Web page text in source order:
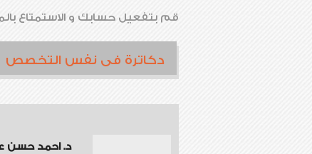
قم بتفعيل حسابك و الاستمتاع
دكاترة فى نفس التخصص
د. احمد حسن